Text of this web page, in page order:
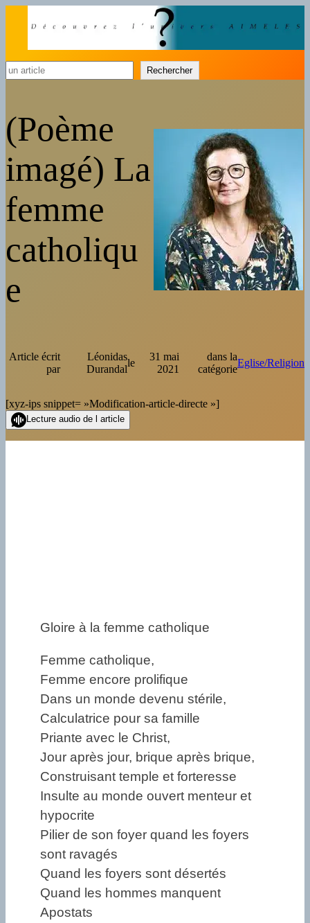
Rechercher
(Poème
imagé) La
femme
catholiqu
e
Article écrit
par
Léonidas
Durandal
le
31 mai
2021
dans la
catégorie
Eglise/Religion
[xyz-ips snippet= »Modification-article-directe »]
Lecture audio de l article
Gloire à la femme catholique
Femme catholique,
Femme encore prolifique
Dans un monde devenu stérile,
Calculatrice pour sa famille
Priante avec le Christ,
Jour après jour, brique après brique,
Construisant temple et forteresse
Insulte au monde ouvert menteur et
hypocrite
Pilier de son foyer quand les foyers
sont ravagés
Quand les foyers sont désertés
Quand les hommes manquent
Apostats